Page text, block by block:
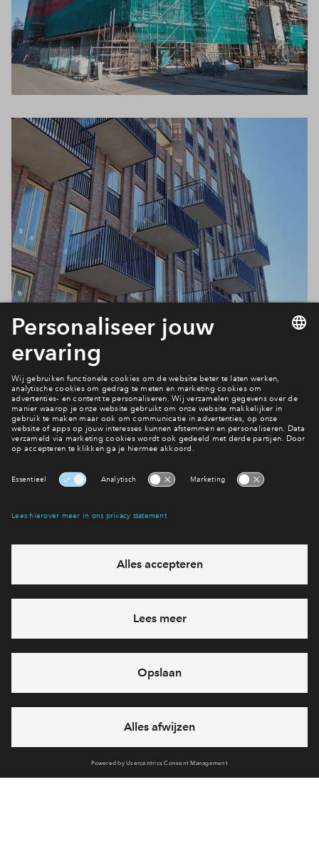
Hoe duurzaam zijn deze appartementen?
Duurzaamheid
Interesse? Meld je dan snel aan
Hiermee blijf je op de hoogte van het belangrijkste nieuws en
Ja, ik wil mij aanmelden
Heb je een vraag en wil je direct antwoord? Bel ons op
71 22 656
feestdagen)
vandaag gesloten, zaterdag zijn we vanaf
10:00 uur weer
bereikbaar